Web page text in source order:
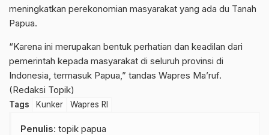
meningkatkan perekonomian masyarakat yang ada du Tanah
Papua.
“Karena ini merupakan bentuk perhatian dan keadilan dari
pemerintah kepada masyarakat di seluruh provinsi di
Indonesia, termasuk Papua,” tandas Wapres Ma’ruf.
(Redaksi Topik)
Tags Kunker Wapres RI
Penulis: topik papua